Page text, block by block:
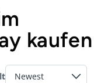
kaufen